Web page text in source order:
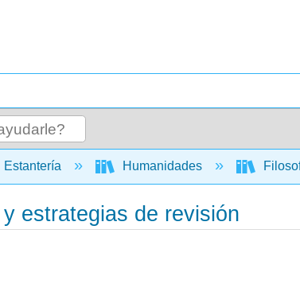
jerarquía global
Estantería Humanidades
estrategias de revisión